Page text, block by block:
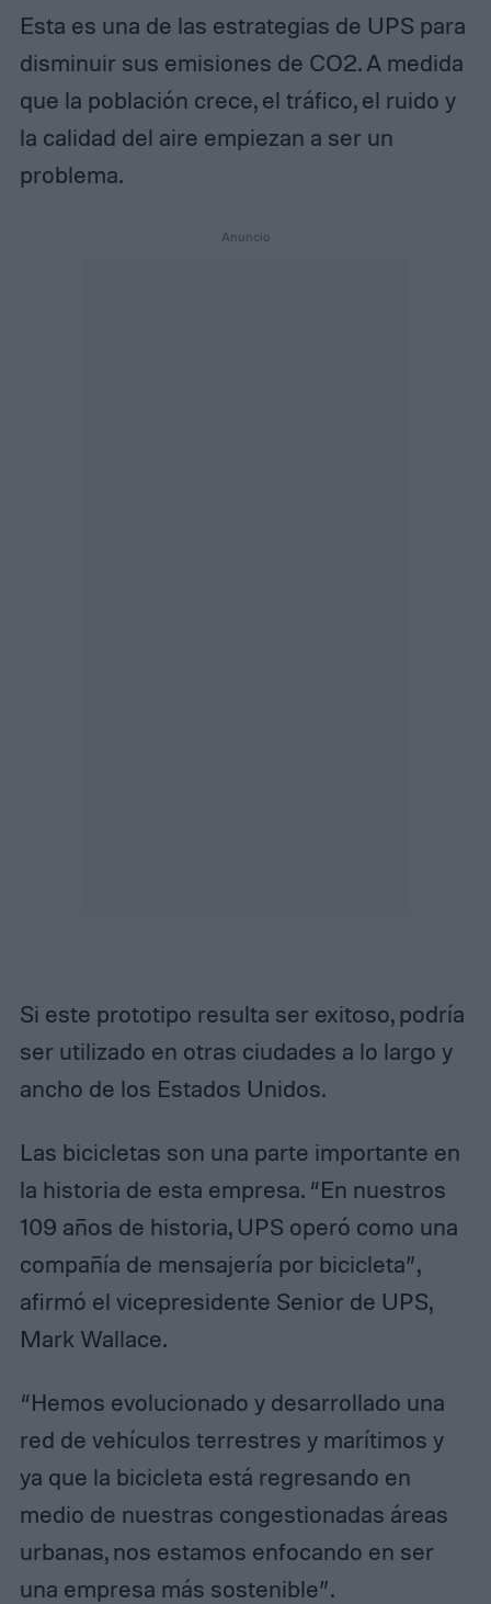
Esta es una de las estrategias de UPS para
disminuir sus emisiones de CO2. A medida
que la población crece, el tráfico, el ruido y
la calidad del aire empiezan a ser un
problema.
Si este prototipo resulta ser exitoso, podría
ser utilizado en otras ciudades a lo largo y
ancho de los Estados Unidos.
Las bicicletas son una parte importante en
la historia de esta empresa. “En nuestros
109 años de historia, UPS operó como una
compañía de mensajería por bicicleta”,
afirmó el vicepresidente Senior de UPS,
Mark Wallace.
“Hemos evolucionado y desarrollado una
red de vehículos terrestres y marítimos y
ya que la bicicleta está regresando en
medio de nuestras congestionadas áreas
urbanas, nos estamos enfocando en ser
una empresa más sostenible”.